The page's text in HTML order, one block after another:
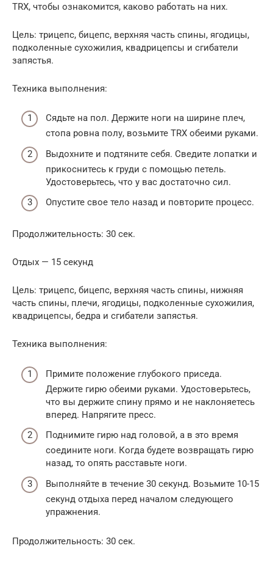
TRX, чтобы ознакомится, каково работать на них.
Цель: трицепс, бицепс, верхняя часть спины, ягодицы,
подколенные сухожилия, квадрицепсы и сгибатели
запястья.
Техника выполнения:
Сядьте на пол. Держите ноги на ширине плеч,
стопа ровна полу, возьмите TRX обеими руками.
Выдохните и подтяните себя. Сведите лопатки и
прикоснитесь к груди с помощью петель.
Удостоверьтесь, что у вас достаточно сил.
Опустите свое тело назад и повторите процесс.
Продолжительность: 30 сек.
Отдых — 15 секунд
Цель: трицепс, бицепс, верхняя часть спины, нижняя
часть спины, плечи, ягодицы, подколенные сухожилия,
квадрицепсы, бедра и сгибатели запястья.
Техника выполнения:
Примите положение глубокого приседа.
Держите гирю обеими руками. Удостоверьтесь,
что вы держите спину прямо и не наклоняетесь
вперед. Напрягите пресс.
Поднимите гирю над головой, а в это время
соедините ноги. Когда будете возвращать гирю
назад, то опять расставьте ноги.
Выполняйте в течение 30 секунд. Возьмите 10-15
секунд отдыха перед началом следующего
упражнения.
Продолжительность: 30 сек.